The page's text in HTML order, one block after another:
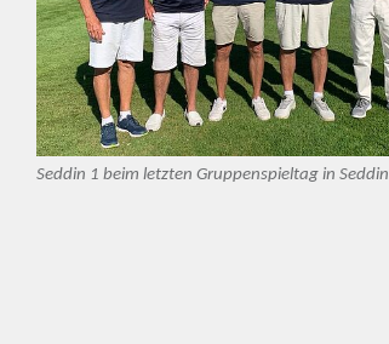
Seddin 1 beim letzten Gruppenspieltag in Seddin